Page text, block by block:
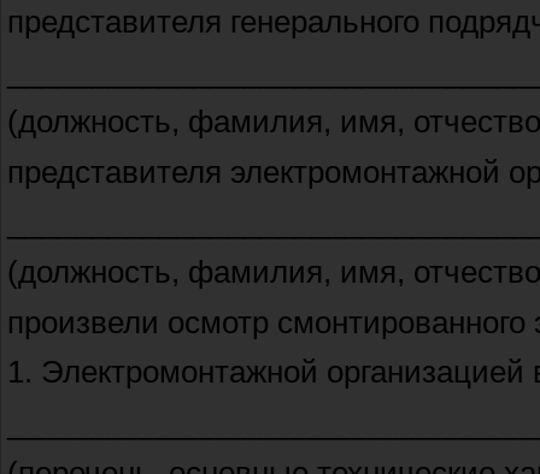
представителя генерального
(должность, фамилия, имя,
представителя электромонтажной
(должность, фамилия, имя,
произвели осмотр смонтированного
1. Электромонтажной